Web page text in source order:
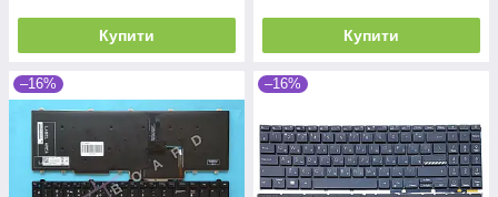
Купити Купити
–16% –16%